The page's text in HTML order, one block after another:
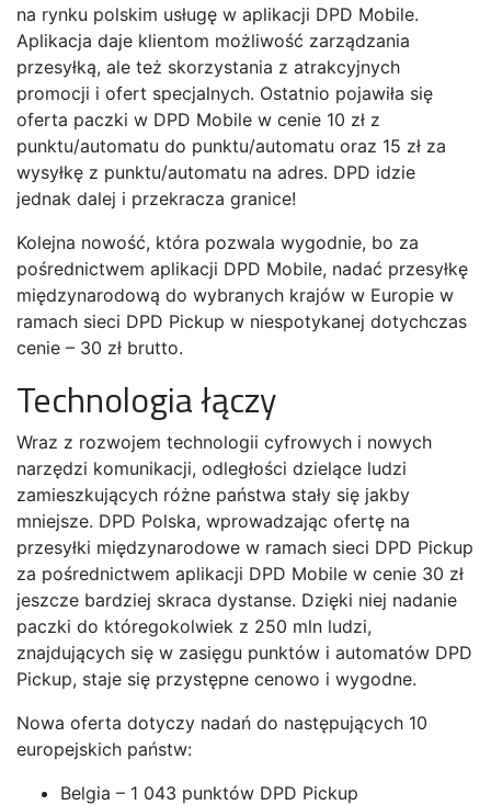
na rynku polskim usługę w aplikacji DPD Mobile.
Aplikacja daje klientom możliwość zarządzania
przesyłką, ale też skorzystania z atrakcyjnych
promocji i ofert specjalnych. Ostatnio pojawiła się
oferta paczki w DPD Mobile w cenie 10 zł z
punktu/automatu do punktu/automatu oraz 15 zł za
wysyłkę z punktu/automatu na adres. DPD idzie
jednak dalej i przekracza granice!
Kolejna nowość, która pozwala wygodnie, bo za
pośrednictwem aplikacji DPD Mobile, nadać przesyłkę
międzynarodową do wybranych krajów w Europie w
ramach sieci DPD Pickup w niespotykanej dotychczas
cenie – 30 zł brutto.
Technologia łączy
Wraz z rozwojem technologii cyfrowych i nowych
narzędzi komunikacji, odległości dzielące ludzi
zamieszkujących różne państwa stały się jakby
mniejsze. DPD Polska, wprowadzając ofertę na
przesyłki międzynarodowe w ramach sieci DPD Pickup
za pośrednictwem aplikacji DPD Mobile w cenie 30 zł
jeszcze bardziej skraca dystanse. Dzięki niej nadanie
paczki do któregokolwiek z 250 mln ludzi,
znajdujących się w zasięgu punktów i automatów DPD
Pickup, staje się przystępne cenowo i wygodne.
Nowa oferta dotyczy nadań do następujących 10
europejskich państw:
Belgia – 1 043 punktów DPD Pickup